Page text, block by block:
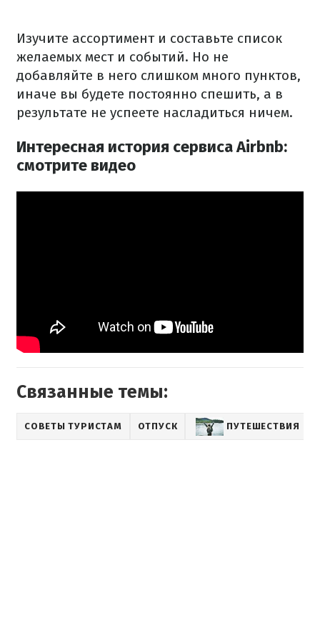
Изучите ассортимент и составьте список
желаемых мест и событий. Но не
добавляйте в него слишком много пунктов,
иначе вы будете постоянно спешить, а в
результате не успеете насладиться ничем.
Интересная история сервиса Airbnb:
смотрите видео
Связанные темы:
СОВЕТЫ ТУРИСТАМ ОТПУСК ПУТЕШЕСТВИЯ